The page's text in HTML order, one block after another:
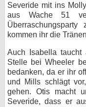
Severide mit ins
aus Wache 51
kommen ihr die
Auch Isabella
Stelle bei Wheeler
bedanken, da er ihr
und Mills schlägt
gehen. Otis macht
Severide, dass er